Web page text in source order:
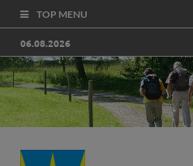
TOP MENU
06.08.2026